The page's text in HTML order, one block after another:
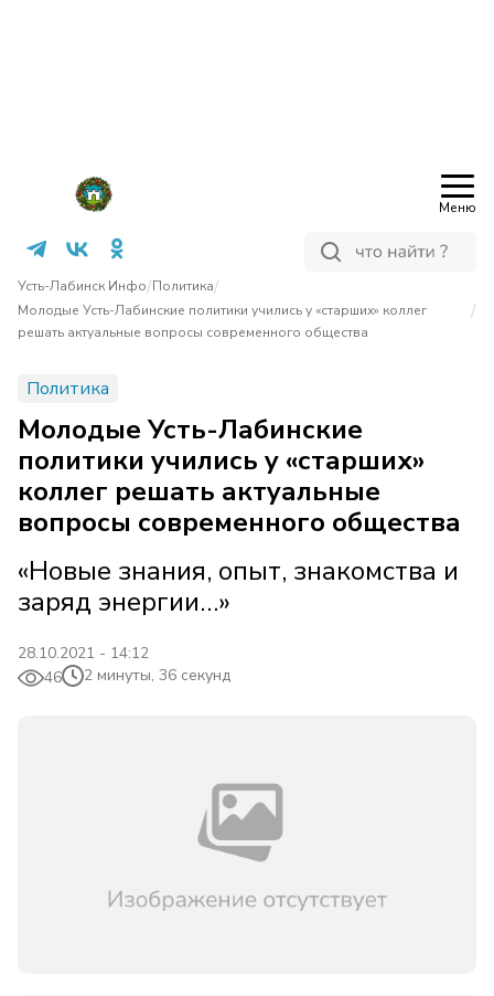
Меню
Усть-Лабинск Инфо/Политика/
Молодые Усть-Лабинские политики учились у «старших» коллег
решать актуальные вопросы современного общества
/
Политика
Молодые Усть-Лабинские
политики учились у «старших»
коллег решать актуальные
вопросы современного общества
«Новые знания, опыт, знакомства и
заряд энергии…»
28.10.2021 - 14:12
46
2 минуты, 36 секунд